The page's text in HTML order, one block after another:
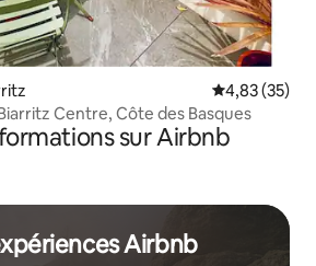
Évaluation
4,83 (35)
Centre, Côte des Basques
sur Airbnb
Airbnb